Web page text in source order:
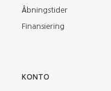
Åbningstider
Finansiering
KONTO